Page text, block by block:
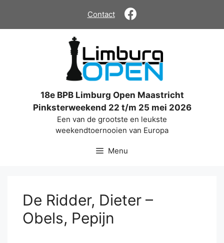
de
Contact
18e BPB Limburg Open Maastricht
Pinksterweekend 22 t/m 25 mei 2026
Een van de grootste en leukste
weekendtoernooien van Europa
Menu
De Ridder, Dieter –
Obels, Pepijn